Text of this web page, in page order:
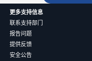
更多支持信息
联系支持部门
报告问题
提供反馈
安全公告